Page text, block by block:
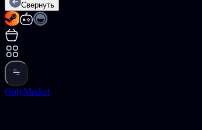
Свернуть
OnlyMarket